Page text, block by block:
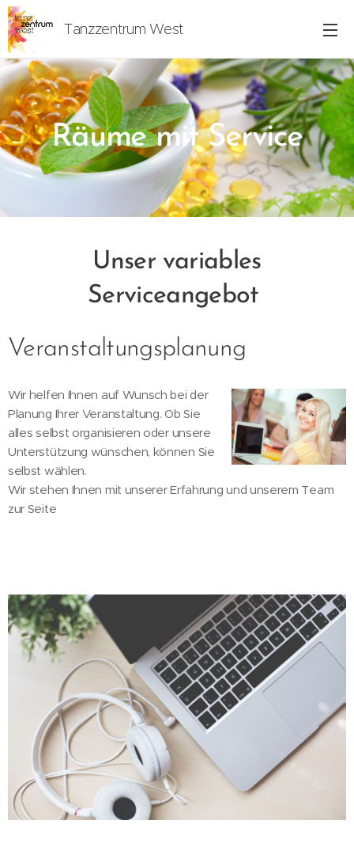
Tanzzentrum West
Räume mit Service
Unser variables
Serviceangebot
Veranstaltungsplanung
Wir helfen Ihnen auf Wunsch bei der
Planung Ihrer Veranstaltung. Ob Sie
alles selbst organisieren oder unsere
Unterstützung wünschen, können Sie
selbst wählen.
Wir stehen Ihnen mit unserer Erfahrung und unserem Team
zur Seite